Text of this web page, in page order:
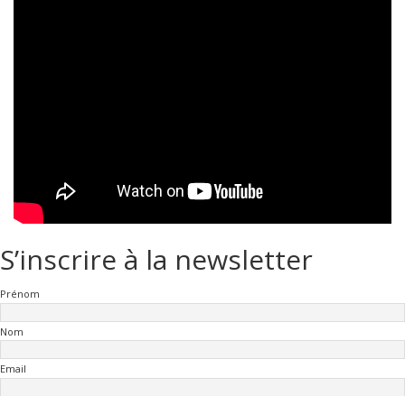
S’inscrire à la newsletter
Prénom
Nom
Email